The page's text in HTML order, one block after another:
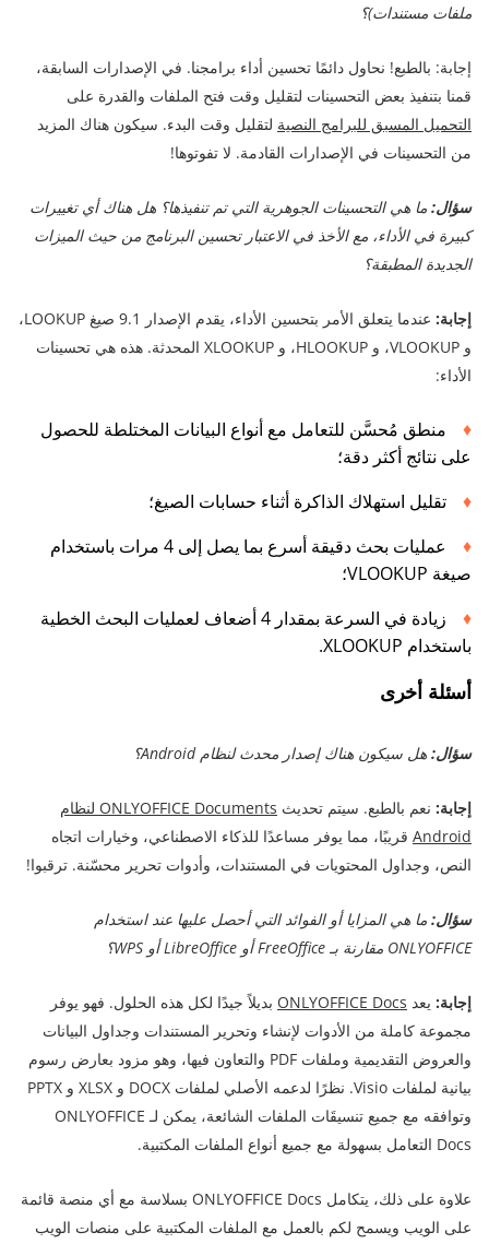
ملفات مستندات)؟
إجابة: بالطبع! نحاول دائمًا تحسين أداء برامجنا. في الإصدارات السابقة،
قمنا بتنفيذ بعض التحسينات لتقليل وقت فتح الملفات والقدرة على
التحميل المسبق للبرامج النصية لتقليل وقت البدء. سيكون هناك المزيد
من التحسينات في الإصدارات القادمة. لا تفوتوها!
سؤال: ما هي التحسينات الجوهرية التي تم تنفيذها؟ هل هناك أي تغييرات
كبيرة في الأداء، مع الأخذ في الاعتبار تحسين البرنامج من حيث الميزات
الجديدة المطبقة؟
إجابة:
عندما يتعلق الأمر بتحسين الأداء، يقدم الإصدار 9.1 صيغ LOOKUP،
و VLOOKUP، و HLOOKUP، و XLOOKUP المحدثة. هذه هي تحسينات
الأداء:
منطق مُحسَّن للتعامل مع أنواع البيانات المختلطة للحصول
على نتائج أكثر دقة؛
تقليل استهلاك الذاكرة أثناء حسابات الصيغ؛
عمليات بحث دقيقة أسرع بما يصل إلى 4 مرات باستخدام
صيغة VLOOKUP؛
زيادة في السرعة بمقدار 4 أضعاف لعمليات البحث الخطية
باستخدام XLOOKUP.
أسئلة أخرى
سؤال: هل سيكون هناك إصدار محدث لنظام Android؟
إجابة: نعم بالطبع. سيتم تحديث
ONLYOFFICE Documents لنظام
Android قريبًا، مما يوفر مساعدًا للذكاء الاصطناعي، وخيارات اتجاه
النص، وجداول المحتويات في المستندات، وأدوات تحرير محسّنة. ترقبوا!
سؤال: ما هي المزايا أو الفوائد التي أحصل عليها عند استخدام
ONLYOFFICE مقارنة بـ FreeOffice أو LibreOffice أو WPS؟
إجابة: يعد ONLYOFFICE Docs بديلاً جيدًا لكل هذه الحلول. فهو يوفر
مجموعة كاملة من الأدوات لإنشاء وتحرير المستندات وجداول البيانات
والعروض التقديمية وملفات PDF والتعاون فيها، وهو مزود بعارض رسوم
بيانية لملفات Visio. نظرًا لدعمه الأصلي لملفات DOCX و XLSX و PPTX
وتوافقه مع جميع تنسيقَات الملفات الشائعة، يمكن لـ ONLYOFFICE
Docs التعامل بسهولة مع جميع أنواع الملفات المكتبية.
علاوة على ذلك، يتكامل ONLYOFFICE Docs بسلاسة مع أي منصة قائمة
على الويب ويسمح لكم بالعمل مع الملفات المكتبية على منصات الويب